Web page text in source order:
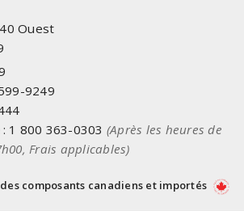
Ouest
9249
: 1 800 363-0303 (Après les heures de
Frais applicables)
composants canadiens et importés